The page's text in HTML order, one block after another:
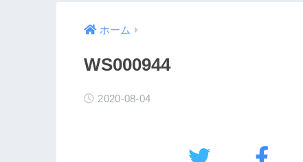
ホーム
WS000944
2020-08-04